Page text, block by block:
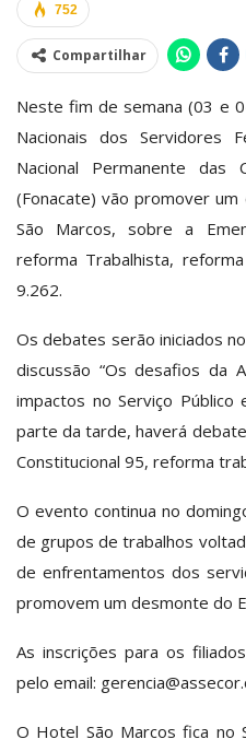
752
Compartilhar
Neste fim de semana (03 e
Nacionais dos Servidores
Nacional Permanente das
(Fonacate) vão promover
São Marcos, sobre a
reforma Trabalhista,
9.262.
Os debates serão iniciados
discussão “Os desafios da
impactos no Serviço Público
parte da tarde, haverá
Constitucional 95, reforma
O evento continua no
de grupos de trabalhos
de enfrentamentos dos
promovem um desmonte do
As inscrições para os
pelo email:
O Hotel São Marcos fica no